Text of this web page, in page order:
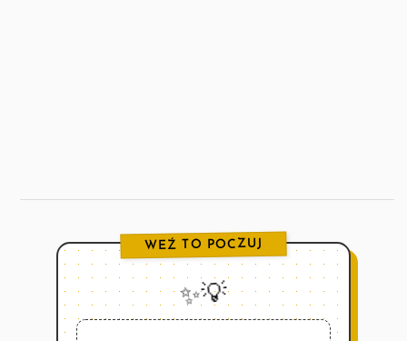
WEŹ TO POCZUJ
✨💡